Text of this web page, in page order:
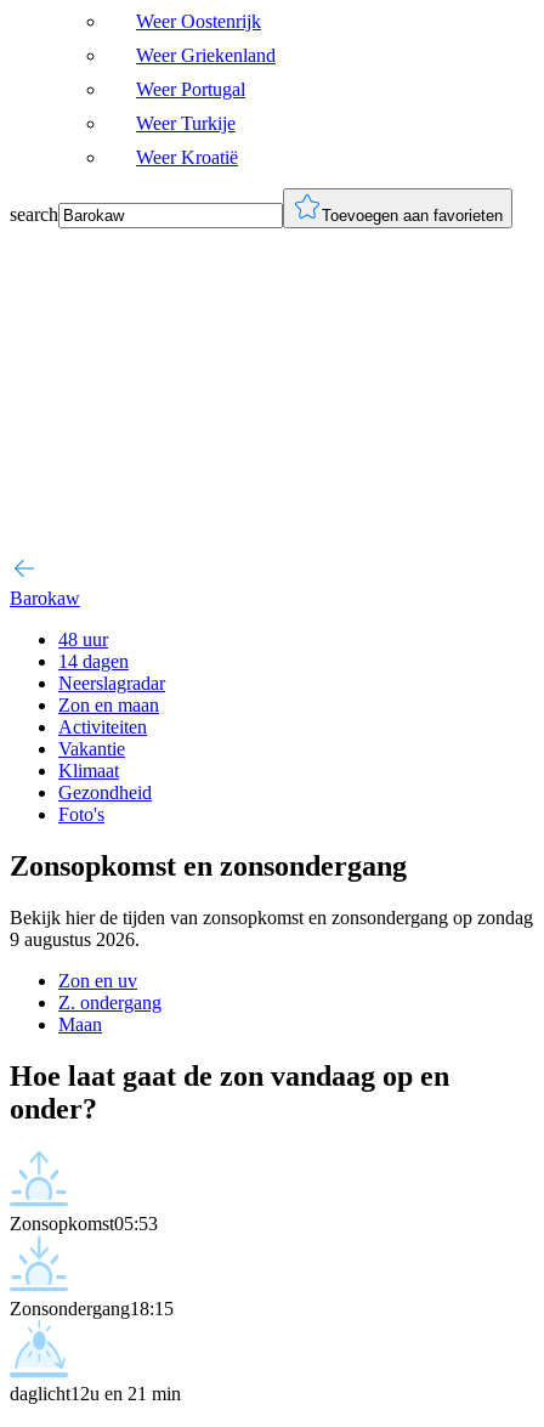
Weer Oostenrijk
Weer Griekenland
Weer Portugal
Weer Turkije
Weer Kroatië
search Toevoegen aan favorieten
Barokaw
48 uur
14 dagen
Neerslagradar
Zon en maan
Activiteiten
Vakantie
Klimaat
Gezondheid
Foto's
Zonsopkomst en zonsondergang
Bekijk hier de tijden van zonsopkomst en zonsondergang op zondag
9 augustus 2026.
Zon en uv
Z. ondergang
Maan
Hoe laat gaat de zon vandaag op en
onder?
Zonsopkomst05:53
Zonsondergang18:15
daglicht12u en 21 min